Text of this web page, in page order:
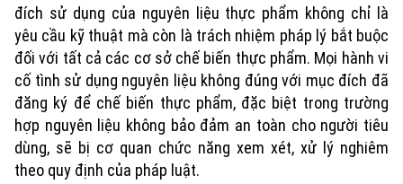
Ẩm thực
Hồ sơ
Người Việt 4 phương
Cafe sáng
Tài chính Ngân hàng
Doanh nghiệp
Tin tức
Đầu tư
Căn hộ
Đất đai
Tàu và Xe
Ô tô
Tàu
Xe máy
Giáo dục
Tin tức
Văn hóa
đích sử dụng của nguyên liệu thực phẩm không chỉ là
yêu cầu kỹ thuật mà còn là trách nhiệm pháp lý bắt buộc
đối với tất cả các cơ sở chế biến thực phẩm. Mọi hành vi
cố tình sử dụng nguyên liệu không đúng với mục đích đã
đăng ký để chế biến thực phẩm, đặc biệt trong trường
hợp nguyên liệu không bảo đảm an toàn cho người tiêu
dùng, sẽ bị cơ quan chức năng xem xét, xử lý nghiêm
theo quy định của pháp luật.